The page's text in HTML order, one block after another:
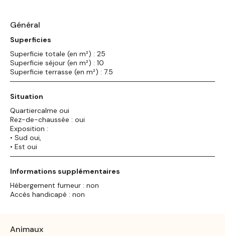
Général
Superficies
Superficie totale (en m²) : 25
Superficie séjour (en m²) : 10
Superficie terrasse (en m²) : 7.5
Situation
Quartiercalme oui
Rez-de-chaussée : oui
Exposition :
• Sud oui,
• Est oui
Informations supplémentaires
Hébergement fumeur : non
Accès handicapé : non
Animaux